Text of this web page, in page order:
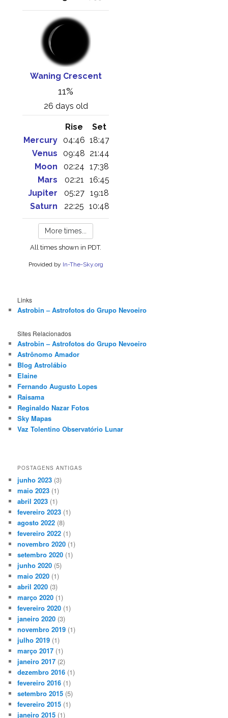
Links
Astrobin – Astrofotos do Grupo Nevoeiro
Sites Relacionados
Astrobin – Astrofotos do Grupo Nevoeiro
Astrônomo Amador
Blog Astrolábio
Elaine
Fernando Augusto Lopes
Raisama
Reginaldo Nazar Fotos
Sky Mapas
Vaz Tolentino Observatório Lunar
POSTAGENS ANTIGAS
junho 2023 (3)
maio 2023 (1)
abril 2023 (1)
fevereiro 2023 (1)
agosto 2022 (8)
fevereiro 2022 (1)
novembro 2020 (1)
setembro 2020 (1)
junho 2020 (5)
maio 2020 (1)
abril 2020 (3)
março 2020 (1)
fevereiro 2020 (1)
janeiro 2020 (3)
novembro 2019 (1)
julho 2019 (1)
março 2017 (1)
janeiro 2017 (2)
dezembro 2016 (1)
fevereiro 2016 (1)
setembro 2015 (5)
fevereiro 2015 (1)
janeiro 2015 (1)